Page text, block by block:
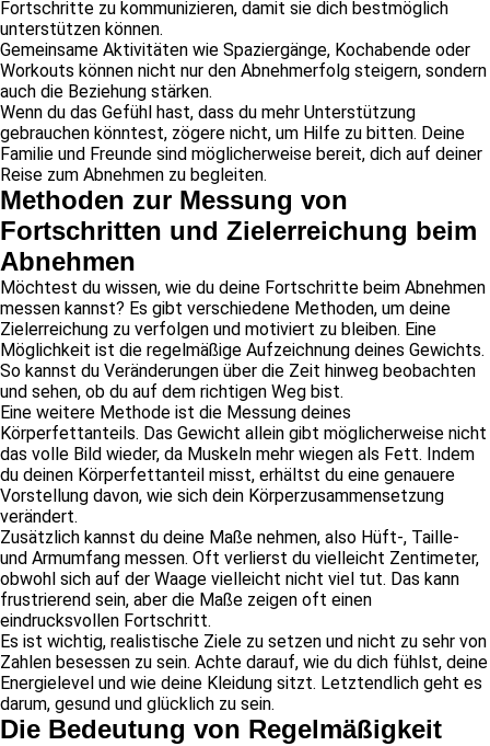
Fortschritte zu kommunizieren, damit sie dich bestmöglich
unterstützen können.
Gemeinsame Aktivitäten wie Spaziergänge, Kochabende oder
Workouts können nicht nur den Abnehmerfolg steigern, sondern
auch die Beziehung stärken.
Wenn du das Gefühl hast, dass du mehr Unterstützung
gebrauchen könntest, zögere nicht, um Hilfe zu bitten. Deine
Familie und Freunde sind möglicherweise bereit, dich auf deiner
Reise zum Abnehmen zu begleiten.
Methoden zur Messung von
Fortschritten und Zielerreichung beim
Abnehmen
Möchtest du wissen, wie du deine Fortschritte beim Abnehmen
messen kannst? Es gibt verschiedene Methoden, um deine
Zielerreichung zu verfolgen und motiviert zu bleiben. Eine
Möglichkeit ist die regelmäßige Aufzeichnung deines Gewichts.
So kannst du Veränderungen über die Zeit hinweg beobachten
und sehen, ob du auf dem richtigen Weg bist.
Eine weitere Methode ist die Messung deines
Körperfettanteils. Das Gewicht allein gibt möglicherweise nicht
das volle Bild wieder, da Muskeln mehr wiegen als Fett. Indem
du deinen Körperfettanteil misst, erhältst du eine genauere
Vorstellung davon, wie sich dein Körperzusammensetzung
verändert.
Zusätzlich kannst du deine Maße nehmen, also Hüft-, Taille-
und Armumfang messen. Oft verlierst du vielleicht Zentimeter,
obwohl sich auf der Waage vielleicht nicht viel tut. Das kann
frustrierend sein, aber die Maße zeigen oft einen
eindrucksvollen Fortschritt.
Es ist wichtig, realistische Ziele zu setzen und nicht zu sehr von
Zahlen besessen zu sein. Achte darauf, wie du dich fühlst, deine
Energielevel und wie deine Kleidung sitzt. Letztendlich geht es
darum, gesund und glücklich zu sein.
Die Bedeutung von Regelmäßigkeit